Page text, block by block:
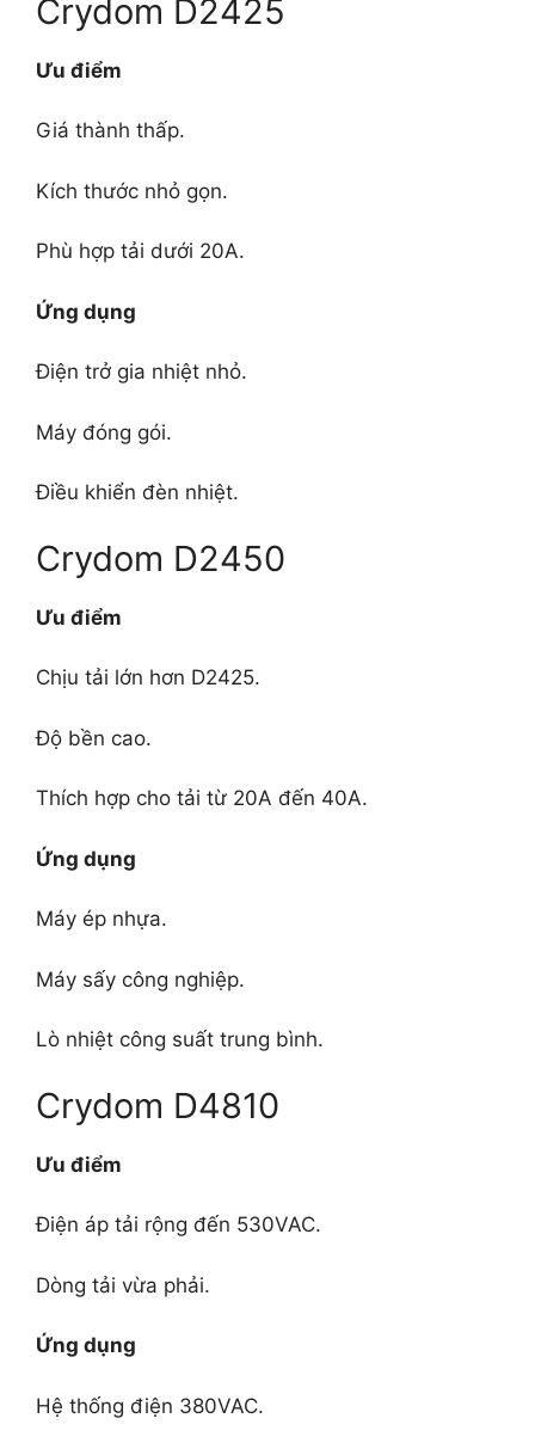
Crydom D2425
Ưu điểm
Giá thành thấp.
Kích thước nhỏ gọn.
Phù hợp tải dưới 20A.
Ứng dụng
Điện trở gia nhiệt nhỏ.
Máy đóng gói.
Điều khiển đèn nhiệt.
Crydom D2450
Ưu điểm
Chịu tải lớn hơn D2425.
Độ bền cao.
Thích hợp cho tải từ 20A đến 40A.
Ứng dụng
Máy ép nhựa.
Máy sấy công nghiệp.
Lò nhiệt công suất trung bình.
Crydom D4810
Ưu điểm
Điện áp tải rộng đến 530VAC.
Dòng tải vừa phải.
Ứng dụng
Hệ thống điện 380VAC.